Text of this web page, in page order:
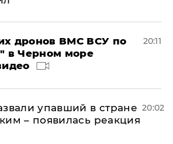
дронов ВМС ВСУ по
в Черном море
20:11
упавший в стране
– появилась реакция
20:02